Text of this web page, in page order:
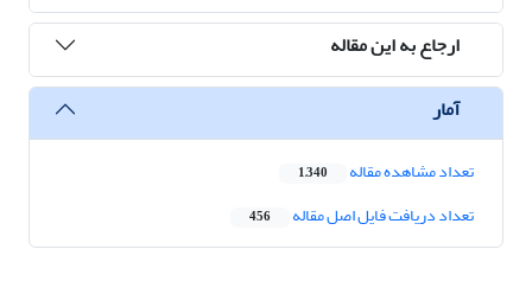
ارجاع به این مقاله
آمار
تعداد مشاهده مقاله 1,340
تعداد دریافت فایل اصل مقاله 456